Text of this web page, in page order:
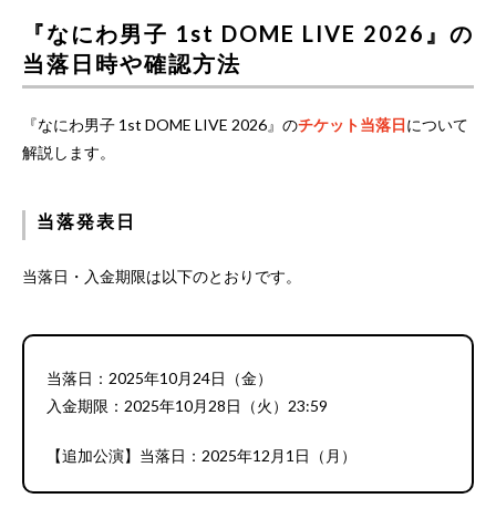
『なにわ男子 1st DOME LIVE 2026』の
当落日時や確認方法
『なにわ男子 1st DOME LIVE 2026』のチケット当落日について
解説します。
当落発表日
当落日・入金期限は以下のとおりです。
当落日：2025年10月24日（金）
入金期限：2025年10月28日（火）23:59
【追加公演】当落日：2025年12月1日（月）